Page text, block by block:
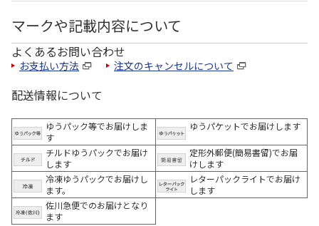
マークや記載内容について
よくあるお問い合わせ
お支払い方法 注文のキャンセルについて
配送情報について
ゆうパック等でお届けしま
す
ゆうパケットでお届けします
チルドゆうパックでお届け
します
定形外郵便(簡易書留)でお届
けします
冷凍ゆうパックでお届けし
ます。
レターパックライトでお届け
します
佐川急便でのお届けとなり
ます